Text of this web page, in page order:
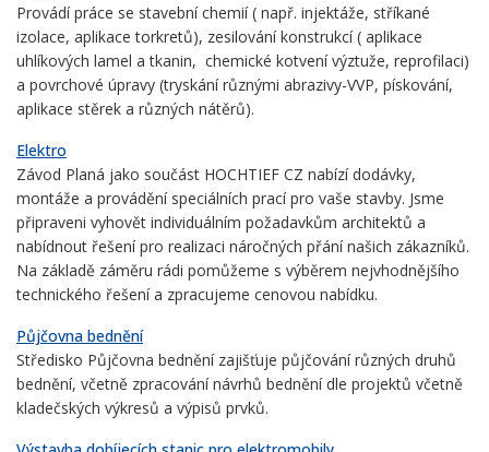
Provádí práce se stavební chemií ( např. injektáže, stříkané
izolace, aplikace torkretů), zesilování konstrukcí ( aplikace
uhlíkových lamel a tkanin, chemické kotvení výztuže, reprofilaci)
a povrchové úpravy (tryskání různými abrazivy-VVP, pískování,
aplikace stěrek a různých nátěrů).
Elektro
Závod Planá jako součást HOCHTIEF CZ nabízí dodávky,
montáže a provádění speciálních prací pro vaše stavby. Jsme
připraveni vyhovět individuálním požadavkům architektů a
nabídnout řešení pro realizaci náročných přání našich zákazníků.
Na základě záměru rádi pomůžeme s výběrem nejvhodnějšího
technického řešení a zpracujeme cenovou nabídku.
Půjčovna bednění
Středisko Půjčovna bednění zajišťuje půjčování různých druhů
bednění, včetně zpracování návrhů bednění dle projektů včetně
kladečských výkresů a výpisů prvků.